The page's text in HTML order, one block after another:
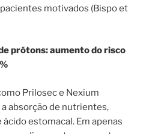
motivados (Bispo et
prótons: aumento do risco
Prilosec e Nexium
absorção de nutrientes,
estomacal. Em apenas